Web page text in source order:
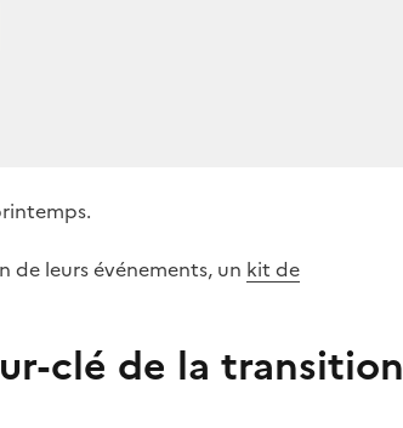
de leurs événements, un kit de
clé de la transition